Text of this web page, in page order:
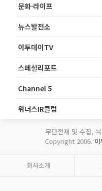
문화·라이프
뉴스발전소
이투데이TV
스페셜리포트
Channel 5
위너스IR클럽
무단전재 및 수집,
Copyright 2006.
회사소개